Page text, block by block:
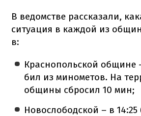
В ведомстве рассказали,
ситуация в каждой из
в:
Краснопольской общине
бил из минометов. На
общины сбросил 10 мин;
Новослободской – в